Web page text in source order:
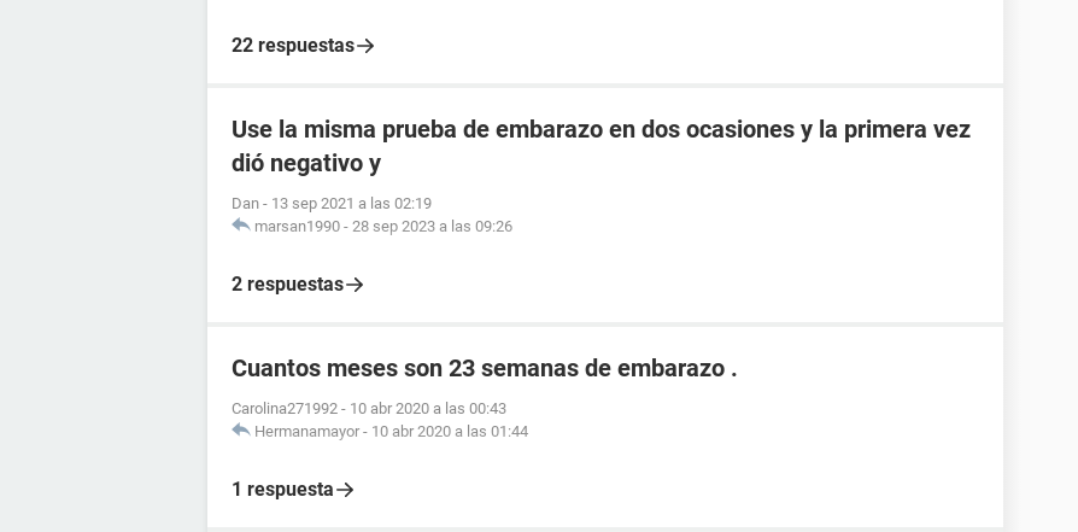
22 respuestas
Use la misma prueba de embarazo en dos ocasiones y la primera vez
dió negativo y
Dan - 13 sep 2021 a las 02:19
marsan1990 - 28 sep 2023 a las 09:26
2 respuestas
Cuantos meses son 23 semanas de embarazo .
Carolina271992 - 10 abr 2020 a las 00:43
Hermanamayor - 10 abr 2020 a las 01:44
1 respuesta